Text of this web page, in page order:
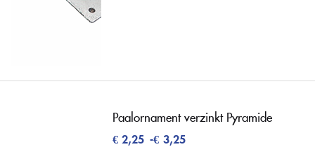
Paalornament verzinkt Pyramide
€2,25 -€ 3,25